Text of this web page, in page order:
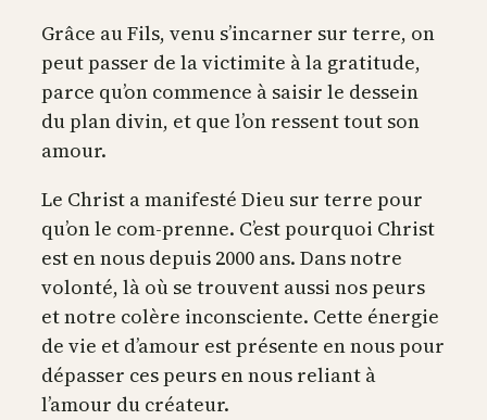
Grâce au Fils, venu s’incarner sur terre, on
peut passer de la victimite à la gratitude,
parce qu’on commence à saisir le dessein
du plan divin, et que l’on ressent tout son
amour.
Le Christ a manifesté Dieu sur terre pour
qu’on le com-prenne. C’est pourquoi Christ
est en nous depuis 2000 ans. Dans notre
volonté, là où se trouvent aussi nos peurs
et notre colère inconsciente. Cette énergie
de vie et d’amour est présente en nous pour
dépasser ces peurs en nous reliant à
l’amour du créateur.